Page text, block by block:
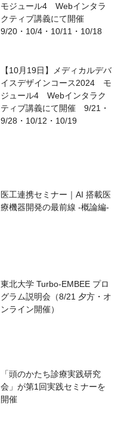
モジュール4 Webインタラ
クティブ講義にて開催
9/20・10/4・10/11・10/18
【10月19日】メディカルデバ
イスデザインコース2024 モ
ジュール4 Webインタラク
ティブ講義にて開催 9/21・
9/28・10/12・10/19
医工連携セミナー｜AI 搭載医
療機器開発の最前線 -概論編-
東北大学 Turbo-EMBEE プロ
グラム説明会（8/21 夕方・オ
ンライン開催）
「頭のかたち診療実践研究
会」が第1回実践セミナーを
開催